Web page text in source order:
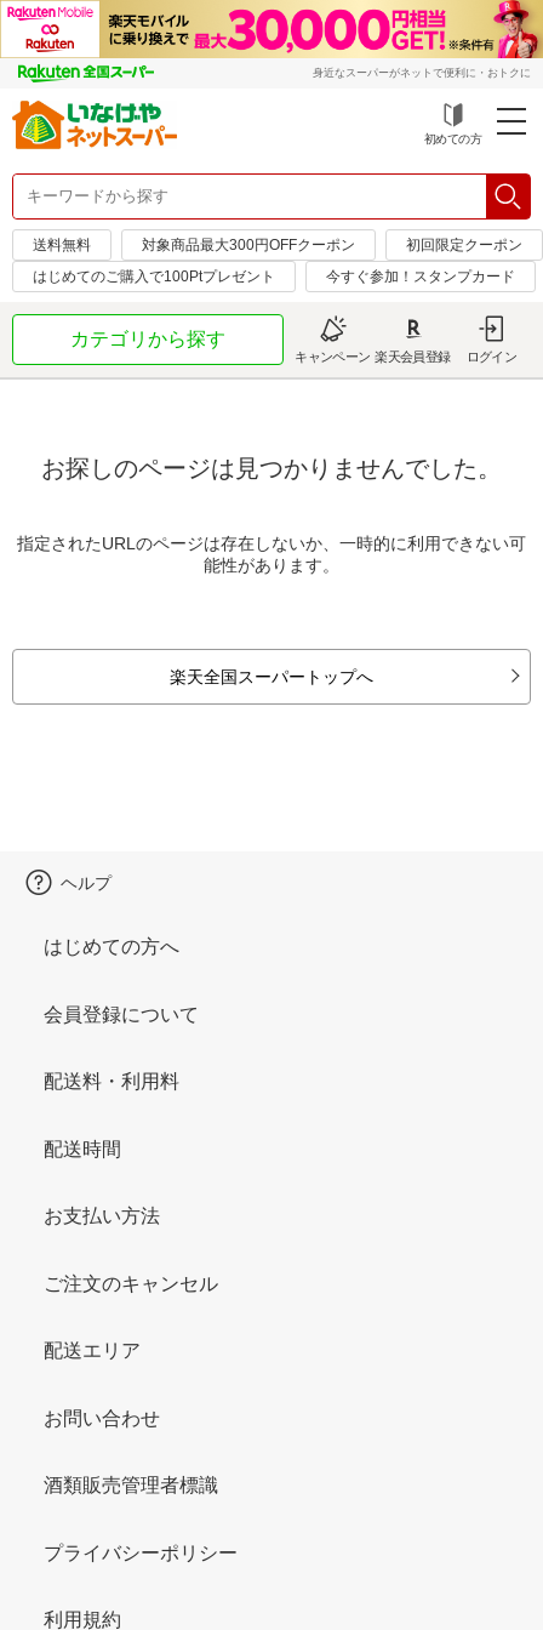
身近なスーパーがネットで便利に・おトクに
初めての方
送料無料 対象商品最大300円OFFクーポン
初回限定クーポン
はじめてのご購入で100Ptプレゼント
今すぐ参加！スタンプカード
カテゴリから探す
キャンペーン 楽天会員登録 ログイン
お探しのページは見つかりませんでした。
指定されたURLのページは存在しないか、一時的に利用できない可
能性があります。
楽天全国スーパートップへ
ヘルプ
はじめての方へ
会員登録について
配送料・利用料
配送時間
お支払い方法
ご注文のキャンセル
配送エリア
お問い合わせ
酒類販売管理者標識
プライバシーポリシー
利用規約